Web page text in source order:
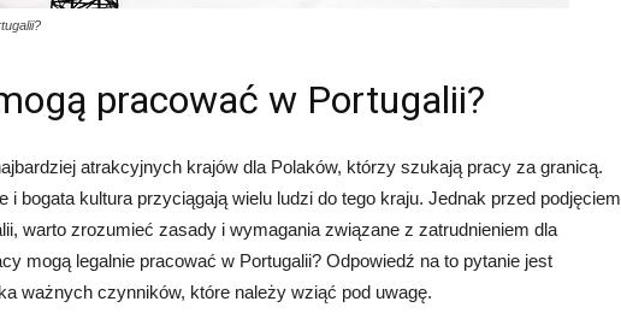
pracować w Portugalii?
atrakcyjnych krajów dla Polaków, którzy szukają pracy za granicą.
i bogata kultura przyciągają wielu ludzi do tego kraju. Jednak przed podjęciem
warto zrozumieć zasady i wymagania związane z zatrudnieniem dla
mogą legalnie pracować w Portugalii? Odpowiedź na to pytanie jest
ważnych czynników, które należy wziąć pod uwagę.